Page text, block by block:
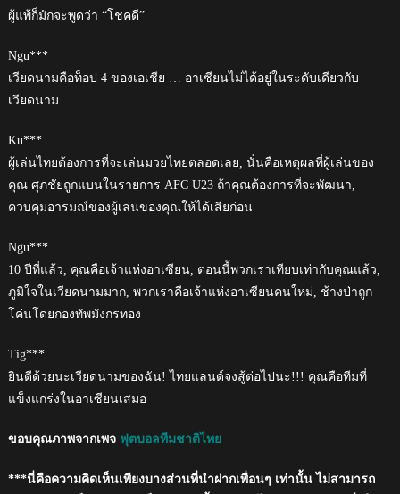
ผู้แพ้ก็มักจะพูดว่า “โชคดี”
Ngu***
เวียดนามคือท็อป 4 ของเอเชีย … อาเซียนไม่ได้อยู่ในระดับเดียวกับ
เวียดนาม
Ku***
ผู้เล่นไทยต้องการที่จะเล่นมวยไทยตลอดเลย, นั่นคือเหตุผลที่ผู้เล่นของ
คุณ ศุภชัยถูกแบนในรายการ AFC U23 ถ้าคุณต้องการที่จะพัฒนา,
ควบคุมอารมณ์ของผู้เล่นของคุณให้ได้เสียก่อน
Ngu***
10 ปีที่แล้ว, คุณคือเจ้าแห่งอาเซียน, ตอนนี้พวกเราเทียบเท่ากับคุณแล้ว,
ภูมิใจในเวียดนามมาก, พวกเราคือเจ้าแห่งอาเซียนคนใหม่, ช้างป่าถูก
โค่นโดยกองทัพมังกรทอง
Tig***
ยินดีด้วยนะเวียดนามของฉัน! ไทยแลนด์จงสู้ต่อไปนะ!!! คุณคือทีมที่
แข็งแกร่งในอาเซียนเสมอ
ขอบคุณภาพจากเพจ ฟุตบอลทีมชาติไทย
***นี่คือความคิดเห็นเพียงบางส่วนที่นำฝากเพื่อนๆ เท่านั้น ไม่สามารถ